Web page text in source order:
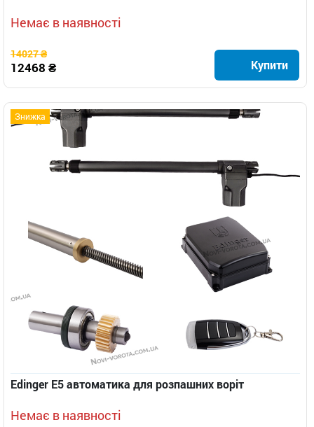
Немає в наявності
14027 ₴
12468 ₴ Купити
Знижка
Edinger E5 автоматика для розпашних воріт
Немає в наявності